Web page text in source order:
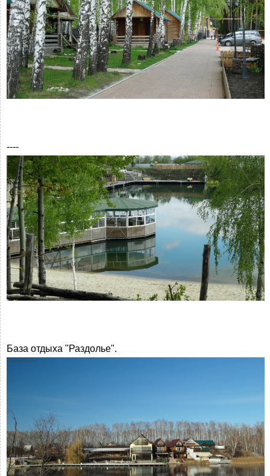
----
База отдыха "Раздолье".